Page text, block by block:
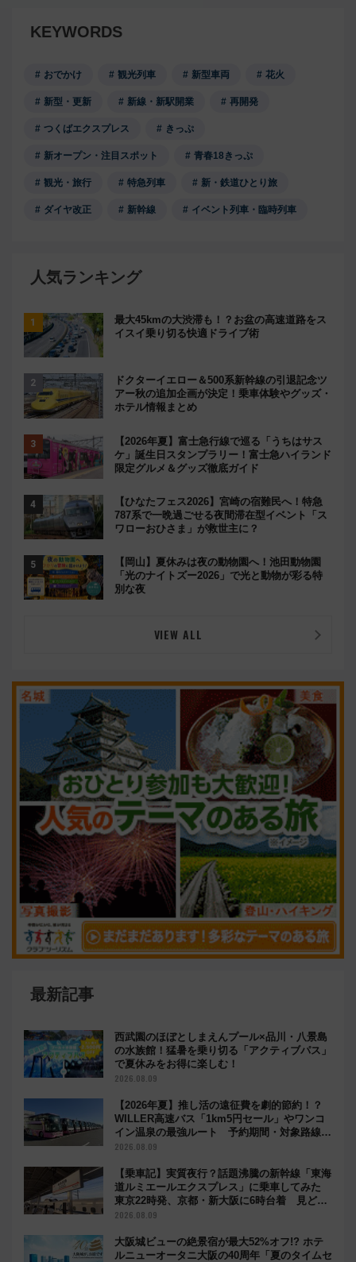
KEYWORDS
おでかけ 観光列車 新型車両 花火
新型・更新 新線・新駅開業 再開発
つくばエクスプレス きっぷ
新オープン・注目スポット 青春18きっぷ
観光・旅行 特急列車 新・鉄道ひとり旅
ダイヤ改正 新幹線 イベント列車・臨時列車
人気ランキング
最大45kmの大渋滞も！？お盆の高速道路をス
イスイ乗り切る快適ドライブ術
ドクターイエロー＆500系新幹線の引退記念ツ
アー秋の追加企画が決定！乗車体験やグッズ・
ホテル情報まとめ
【2026年夏】富士急行線で巡る「うちはサス
ケ」誕生日スタンプラリー！富士急ハイランド
限定グルメ＆グッズ徹底ガイド
【ひなたフェス2026】宮崎の宿難民へ！特急
787系で一晩過ごせる夜間滞在型イベント「ス
ワローおひさま」が救世主に？
【岡山】夏休みは夜の動物園へ！池田動物園
「光のナイトズー2026」で光と動物が彩る特
別な夜
VIEW ALL
最新記事
西武園のほぼとしまえんプール×品川・八景島
の水族館！猛暑を乗り切る「アクティブパス」
で夏休みをお得に楽しむ！
2026.08.09
【2026年夏】推し活の遠征費を劇的節約！？
WILLER高速バス「1km5円セール」やワンコ
イン温泉の最強ルート 予約期間・対象路線ま
とめ
2026.08.09
【乗車記】実質夜行？話題沸騰の新幹線「東海
道ルミエールエクスプレス」に乗車してみた
東京22時発、京都・新大阪に6時台着 見どこ
ろは岐阜羽島の素晴らし過ぎる朝
2026.08.09
大阪城ビューの絶景宿が最大52%オフ!? ホテ
ルニューオータニ大阪の40周年「夏のタイムセ